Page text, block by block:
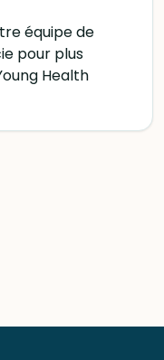
équipe de
pour plus
Health